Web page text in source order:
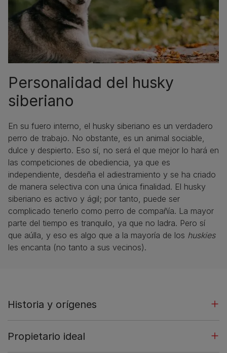
Personalidad del husky
siberiano
En su fuero interno, el husky siberiano es un verdadero
perro de trabajo. No obstante, es un animal sociable,
dulce y despierto. Eso sí, no será el que mejor lo hará en
las competiciones de obediencia, ya que es
independiente, desdeña el adiestramiento y se ha criado
de manera selectiva con una única finalidad. El husky
siberiano es activo y ágil; por tanto, puede ser
complicado tenerlo como perro de compañía. La mayor
parte del tiempo es tranquilo, ya que no ladra. Pero sí
que aúlla, y eso es algo que a la mayoría de los huskies
les encanta (no tanto a sus vecinos).
Historia y orígenes
Propietario ideal